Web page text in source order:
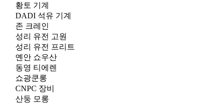
황토 기계
DADI 석유 기계
존 크레인
성리 유전 고원
성리 유전 프리트
옌안 쇼우산
동영 티에렌
쇼광쿤롱
CNPC 장비
산둥 모롱